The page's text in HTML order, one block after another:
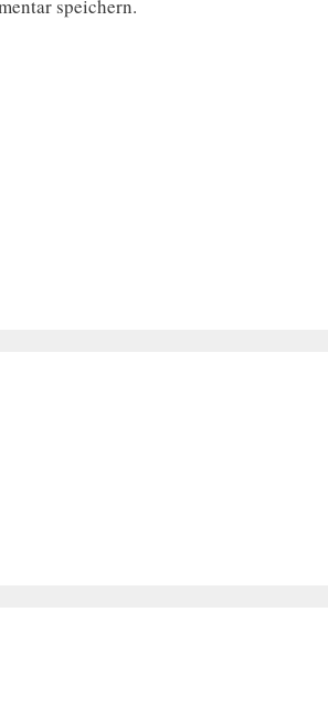
speichern.